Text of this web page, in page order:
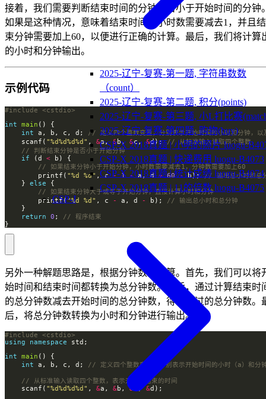
2025-辽宁-复赛-第一题, 字符串数数
（count）
2025-辽宁-复赛-第二题, 积分(points)
2025-辽宁-复赛-第三题, 小L打比赛
2025-辽宁-复赛-第四题, 购物(buy)
CSP-X 2018真题 | 小明的照片 luogu-
CSP-X 2018真题 | 快递费用 luogu-B4073
CSP-X 2018真题 | 统计成绩 luogu-B4074
CSP-X 2018真题 | 11的倍数 luogu-B4075
CSP-J
接着，我们需要判断结束时间的分钟是否小于开始时间的分钟
如果是这种情况，意味着结束时间的小时数需要减去1，并且结
束分钟需要加上60，以便进行正确的计算。最后，我们将计算
的小时和分钟输出。
示例代码
#include
<cstdio>
int
main
int a, b, c, d;
    scanf(
"%d%d%d%d" , &a, &b, &c, &d);
if (d <
        printf(
"%d %d" , c - 1 - a, d + 60 - b);
    }
else
        printf(
"%d %d" , c - a, d - b);
return
0 ;
}
另外一种解题思路是，根据分钟数来计算。首先，我们可以将
始时间和结束时间都转换为总分钟数。然后，通过计算结束时
的总分钟数减去开始时间的总分钟数，得到经过的总分钟数。
后，将总分钟数转换为小时和分钟进行输出。
#include
<cstdio>
using
namespace
int
main
int a, b, c, d;
    scanf(
"%d%d%d%d" , &a, &b, & c, &